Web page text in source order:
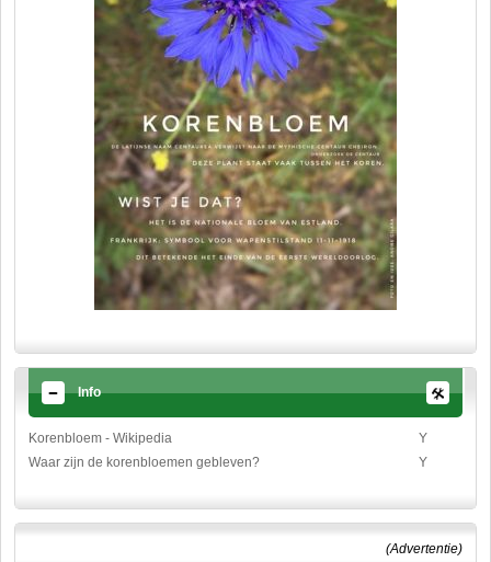
Info
Korenbloem - Wikipedia
Y
Waar zijn de korenbloemen gebleven?
Y
(Advertentie)